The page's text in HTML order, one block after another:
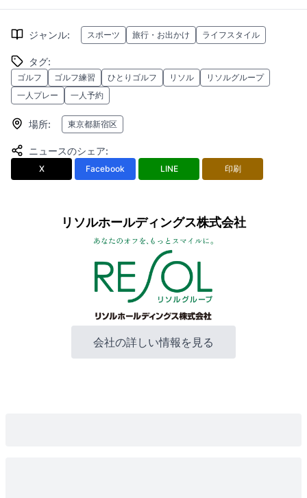
ジャンル: スポーツ 旅行・お出かけ ライフスタイル
タグ:
ゴルフ ゴルフ練習 ひとりゴルフ リソル
リソルグループ
一人プレー
一人予約
場所: 東京都新宿区
ニュースのシェア:
X Facebook LINE 印刷
リソルホールディングス株式会社
会社の詳しい情報を見る